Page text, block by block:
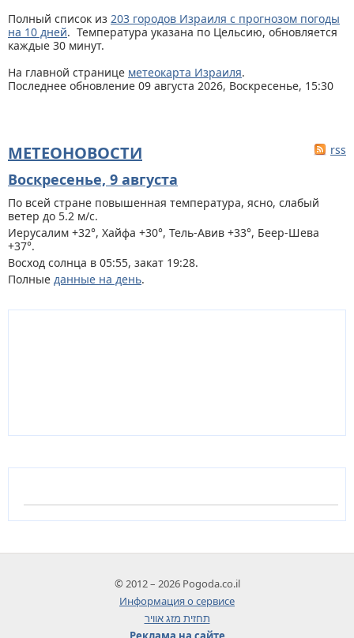
Полный список из 203 городов Израиля с прогнозом погоды
на 10 дней. Температура указана по Цельсию, обновляется
каждые 30 минут.
На главной странице метеокарта Израиля.
Последнее обновление 09 августа 2026, Воскресенье, 15:30
МЕТЕОНОВОСТИ rss
Воскресенье, 9 августа
По всей стране повышенная температура, ясно, слабый
ветер до 5.2 м/с.
Иерусалим +32°, Хайфа +30°, Тель-Авив +33°, Беер-Шева
+37°.
Восход солнца в 05:55, закат 19:28.
Полные данные на день.
© 2012 – 2026 Pogoda.co.il
Информация о сервисе
תחזית מזג אוויר